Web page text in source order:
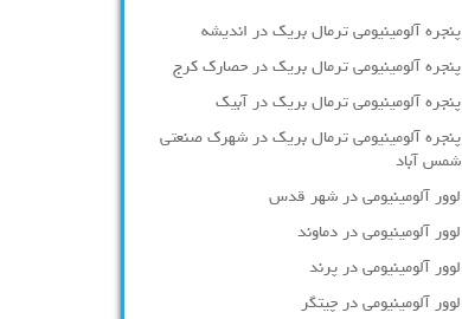
پنجره آلومینیومی ترمال بریک در اندیشه
پنجره آلومینیومی ترمال بریک در حصارک کرج
پنجره آلومینیومی ترمال بریک در آبیک
پنجره آلومینیومی ترمال بریک در شهرک صنعتی
شمس آباد
لوور آلومینیومی در شهر قدس
لوور آلومینیومی در دماوند
لوور آلومینیومی در پرند
لوور آلومینیومی در چیتگر